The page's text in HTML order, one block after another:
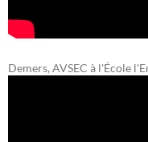
Demers, AVSEC à l'École